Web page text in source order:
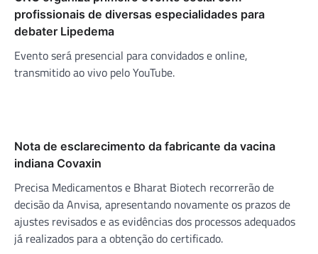
profissionais de diversas especialidades para
debater Lipedema
Evento será presencial para convidados e online,
transmitido ao vivo pelo YouTube.
Nota de esclarecimento da fabricante da vacina
indiana Covaxin
Precisa Medicamentos e Bharat Biotech recorrerão de
decisão da Anvisa, apresentando novamente os prazos de
ajustes revisados e as evidências dos processos adequados
já realizados para a obtenção do certificado.